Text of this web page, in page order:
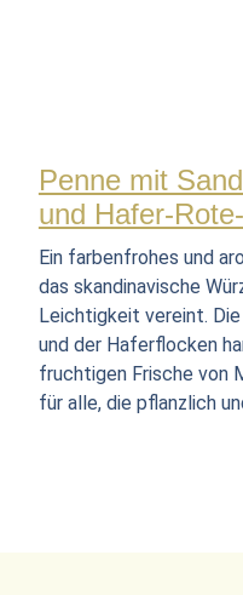
Penne mit
und Hafer-
Ein farbenfrohes und
das skandinavische
Leichtigkeit vereint.
und der Haferflocken
fruchtigen Frische von
für alle, die pflanzlich